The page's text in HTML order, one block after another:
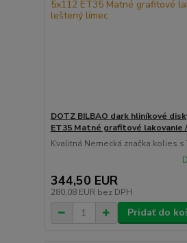
DOTZ BILBAO dark hliníkové
ET35 Matné grafitové lakovanie
Kvalitná Nemecká značka kolies s
344,50 EUR
280,08 EUR bez DPH
Pridať do